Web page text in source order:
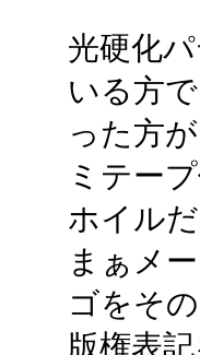
光硬化
いる方
った方
ミテー
ホイル
まぁメ
ゴをそ
版権表